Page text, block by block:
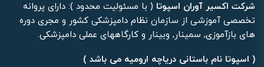
شرکت اکسیر آوران اسپوتا ( با مسئولیت محدود ): دارای پروانه
تخصصی آموزشی از سازمان نظام دامپزشکی کشور و مجری دوره
های بازآموزی, سمینار, وبینار و کارگاههای عملی دامپزشکی.
( اسپوتا نام باستانی دریاچه ارومیه می باشد )